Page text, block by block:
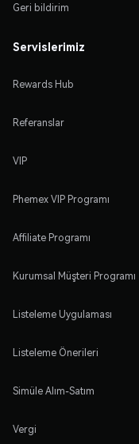
Geri bildirim
Servislerimiz
Rewards Hub
Referanslar
VIP
Phemex VIP Programı
Affiliate Programı
Kurumsal Müşteri Programı
Listeleme Uygulaması
Listeleme Önerileri
Simüle Alım-Satım
Vergi